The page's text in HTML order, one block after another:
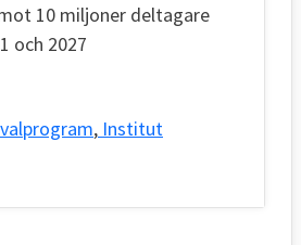
10 miljoner deltagare
och 2027
, Institut